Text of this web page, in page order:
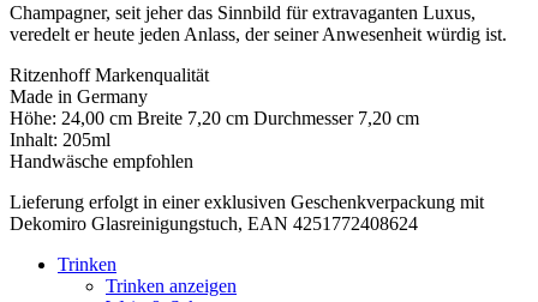
Champagner, seit jeher das Sinnbild für extravaganten Luxus,
veredelt er heute jeden Anlass, der seiner Anwesenheit würdig ist.
Ritzenhoff Markenqualität
Made in Germany
Höhe: 24,00 cm Breite 7,20 cm Durchmesser 7,20 cm
Inhalt: 205ml
Handwäsche empfohlen
Lieferung erfolgt in einer exklusiven Geschenkverpackung mit
Dekomiro Glasreinigungstuch, EAN 4251772408624
Trinken
Trinken anzeigen